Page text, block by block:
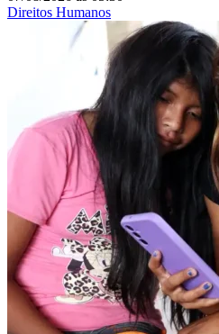
Direitos Humanos